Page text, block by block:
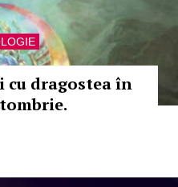
cu dragostea în